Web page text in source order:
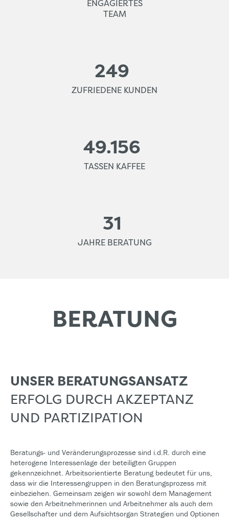
ENGAGIERTES
TEAM
249
ZUFRIEDENE KUNDEN
49.156
TASSEN KAFFEE
31
JAHRE BERATUNG
BERATUNG
UNSER BERATUNGS­ANSATZ
ERFOLG DURCH AKZEPTANZ
UND PARTIZIPATION
Beratungs- und Veränderungsprozesse sind i.d.R. durch eine
heterogene Interessenlage der beteiligten Gruppen
gekennzeichnet. Arbeitsorientierte Beratung bedeutet für uns,
dass wir die Interessengruppen in den Beratungsprozess mit
einbeziehen. Gemeinsam zeigen wir sowohl dem Management
sowie den Arbeitnehmerinnen und Arbeitnehmer als auch dem
Gesellschafter und dem Aufsichtsorgan Strategien und Optionen